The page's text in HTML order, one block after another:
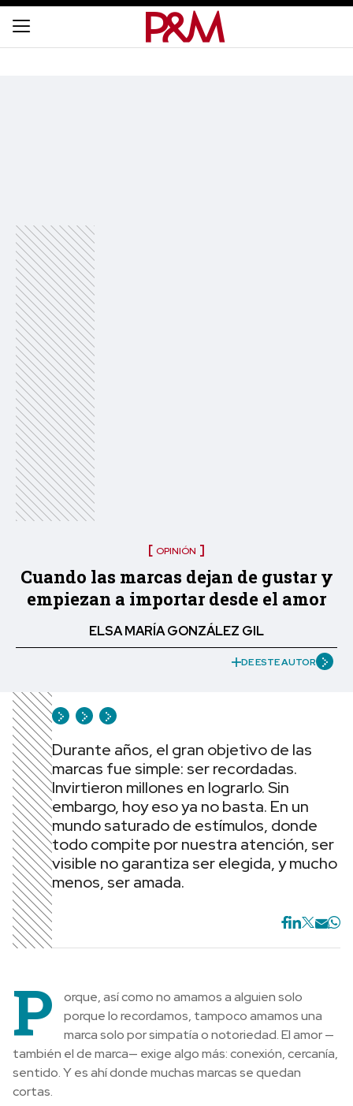
OPINIÓN
Cuando las marcas dejan de gustar y
empiezan a importar desde el amor
ELSA MARÍA GONZÁLEZ GIL
DE ESTE AUTOR
Durante años, el gran objetivo de las
marcas fue simple: ser recordadas.
Invirtieron millones en lograrlo. Sin
embargo, hoy eso ya no basta. En un
mundo saturado de estímulos, donde
todo compite por nuestra atención, ser
visible no garantiza ser elegida, y mucho
menos, ser amada.
P
orque, así como no amamos a alguien solo
porque lo recordamos, tampoco amamos una
marca solo por simpatía o notoriedad. El amor —
también el de marca— exige algo más: conexión, cercanía,
sentido. Y es ahí donde muchas marcas se quedan
cortas.